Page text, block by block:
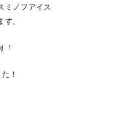
ミノフアイス
。
！
！